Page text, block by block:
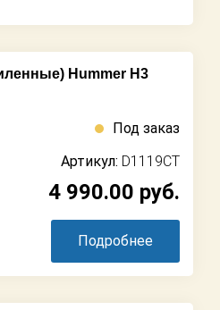
Hummer H3
Под заказ
Артикул: D1119CT
4 990.00 руб.
Подробнее